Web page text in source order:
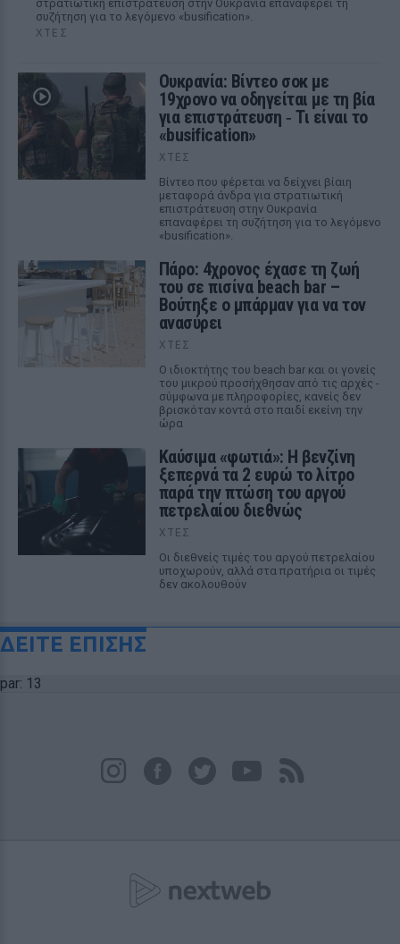
στρατιωτική επιστράτευση στην Ουκρανία επαναφέρει τη
συζήτηση για το λεγόμενο «busification».
ΧΤΕΣ
Ουκρανία: Βίντεο σοκ με
19χρονο να οδηγείται με τη βία
για επιστράτευση ‑ Τι είναι το
«busification»
ΧΤΕΣ
Βίντεο που φέρεται να δείχνει βίαιη
μεταφορά άνδρα για στρατιωτική
επιστράτευση στην Ουκρανία
επαναφέρει τη συζήτηση για το λεγόμενο
«busification».
Πάρο: 4χρονος έχασε τη ζωή
του σε πισίνα beach bar –
Βούτηξε ο μπάρμαν για να τον
ανασύρει
ΧΤΕΣ
Ο ιδιοκτήτης του beach bar και οι γονείς
του μικρού προσήχθησαν από τις αρχές -
σύμφωνα με πληροφορίες, κανείς δεν
βρισκόταν κοντά στο παιδί εκείνη την
ώρα
Καύσιμα «φωτιά»: Η βενζίνη
ξεπερνά τα 2 ευρώ το λίτρο
παρά την πτώση του αργού
πετρελαίου διεθνώς
ΧΤΕΣ
Οι διεθνείς τιμές του αργού πετρελαίου
υποχωρούν, αλλά στα πρατήρια οι τιμές
δεν ακολουθούν
ΔΕΙΤΕ ΕΠΙΣΗΣ
par: 13